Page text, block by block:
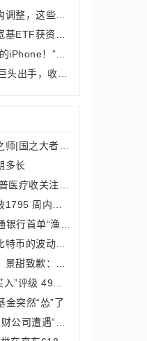
多长
金突然“怂”了